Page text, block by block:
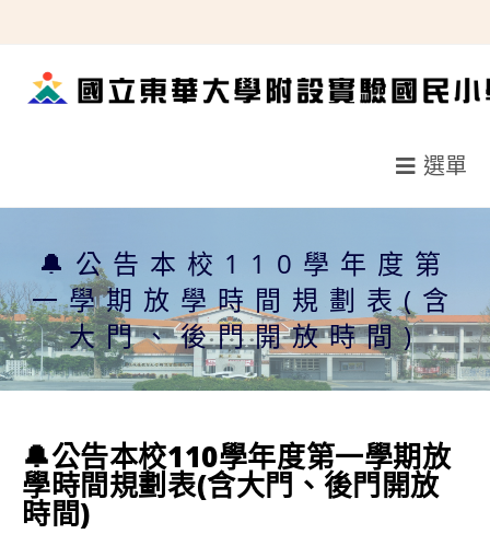
轉
選單
🔔公告本校110學年度第
一學期放學時間規劃表(含
大門、後門開放時間)
🔔公告本校110學年度第一學期放
學時間規劃表(含大門、後門開放
時間)